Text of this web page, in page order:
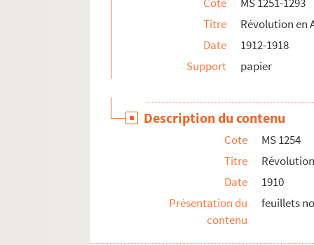
MS 1289-1290. Instruction secondaire
MS 1291-1292. Instruction supérieure
MS 1293. Littérature et arts
MS 1429. Papiers et notes de famille - famille
Titre
Révolution en
Date
1912-1918
Support
papier
Description du contenu
Cote
MS 1254
Titre
Date
1910
Présentation du
contenu
feuillets